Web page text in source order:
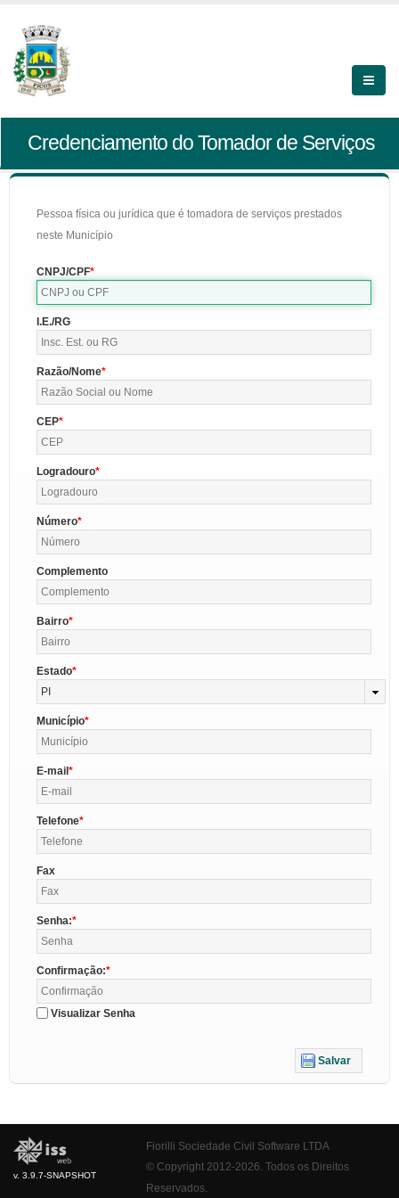
Credenciamento do Tomador de Serviços
Pessoa física ou jurídica que é tomadora de serviços prestados
neste Município
CNPJ/CPF
I.E./RG
Razão/Nome
CEP
Logradouro
Número
Complemento
Bairro
Estado
PI
Município
E-mail
Telefone
Fax
Senha:
Confirmação:
Visualizar Senha
Salvar
v. 3.9.7-SNAPSHOT
Fiorilli Sociedade Civil Software LTDA
© Copyright 2012-2026. Todos os Direitos
Reservados.